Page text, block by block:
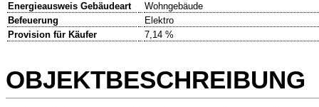
Energieausweis Gebäudeart
Wohngebäude
Befeuerung
Elektro
Provision für Käufer
7,14 %
OBJEKTBESCHREIBUNG